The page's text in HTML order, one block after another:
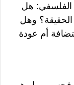
الفلسفي: هل
وهل
أم عودة